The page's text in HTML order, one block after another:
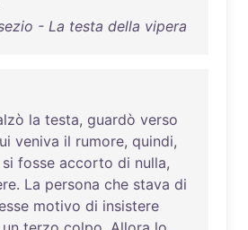
- La testa della vipera
la testa, guardò verso
veniva il rumore, quindi,
si fosse accorto di nulla,
. La persona che stava di
motivo di insistere